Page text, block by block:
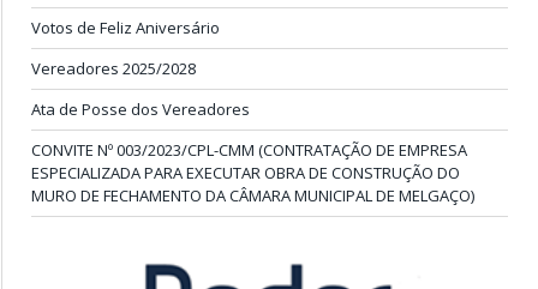
Votos de Feliz Aniversário
Vereadores 2025/2028
Ata de Posse dos Vereadores
CONVITE Nº 003/2023/CPL-CMM (CONTRATAÇÃO DE EMPRESA
ESPECIALIZADA PARA EXECUTAR OBRA DE CONSTRUÇÃO DO
MURO DE FECHAMENTO DA CÂMARA MUNICIPAL DE MELGAÇO)